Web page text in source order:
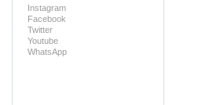
Instagram
Facebook
Twitter
Youtube
WhatsApp